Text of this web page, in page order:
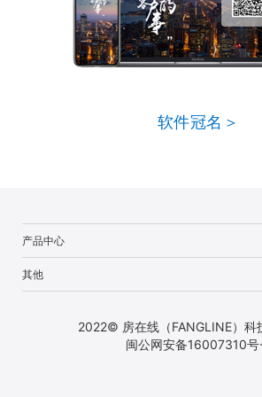
软件冠名＞
产品中心
其他
2022© 房在线（FANGLINE）科
闽公网安备16007310号